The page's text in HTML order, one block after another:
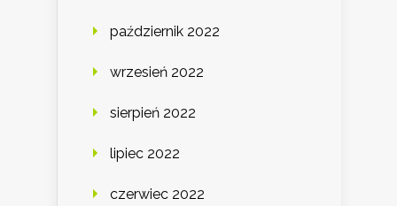
październik 2022
wrzesień 2022
sierpień 2022
lipiec 2022
czerwiec 2022